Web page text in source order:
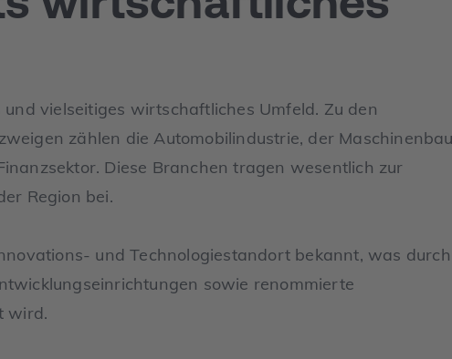
vielseitiges wirtschaftliches Umfeld. Zu den
zählen die Automobilindustrie, der
Diese Branchen tragen wesentlich zur
Region bei.
und Technologiestandort bekannt, was durch
sowie renommierte
wird.